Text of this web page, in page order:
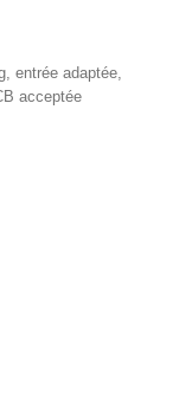
entrée adaptée,
acceptée